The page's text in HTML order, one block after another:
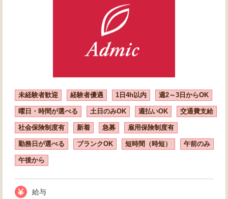
未経験者歓迎 経験者優遇 1日4h以内 週2～3日からOK
曜日・時間が選べる 土日のみOK 週払いOK 交通費支給
社会保険制度有 新着 急募 雇用保険制度有
勤務日が選べる ブランクOK 短時間（時短） 午前のみ
午後から
給与